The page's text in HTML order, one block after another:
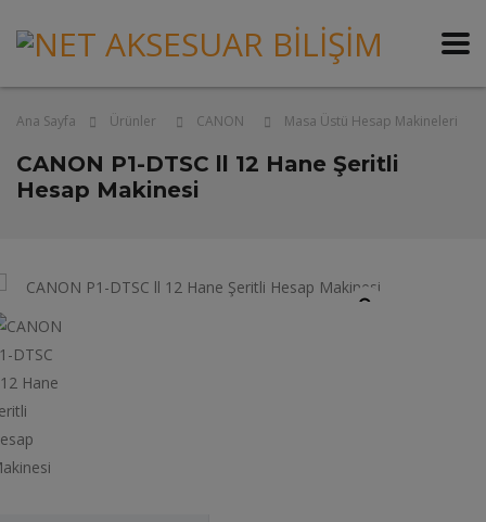
Ana Sayfa Ürünler CANON Masa Üstü Hesap Makineleri
CANON P1-DTSC ll 12 Hane Şeritli
Hesap Makinesi